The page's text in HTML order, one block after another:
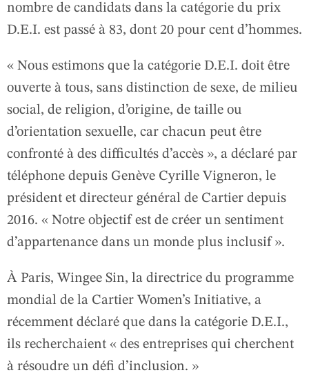
nombre de candidats dans la catégorie du prix
D.E.I. est passé à 83, dont 20 pour cent d’hommes.
« Nous estimons que la catégorie D.E.I. doit être
ouverte à tous, sans distinction de sexe, de milieu
social, de religion, d’origine, de taille ou
d’orientation sexuelle, car chacun peut être
confronté à des difficultés d’accès », a déclaré par
téléphone depuis Genève Cyrille Vigneron, le
président et directeur général de Cartier depuis
2016. « Notre objectif est de créer un sentiment
d’appartenance dans un monde plus inclusif ».
À Paris, Wingee Sin, la directrice du programme
mondial de la Cartier Women’s Initiative, a
récemment déclaré que dans la catégorie D.E.I.,
ils recherchaient « des entreprises qui cherchent
à résoudre un défi d’inclusion. »